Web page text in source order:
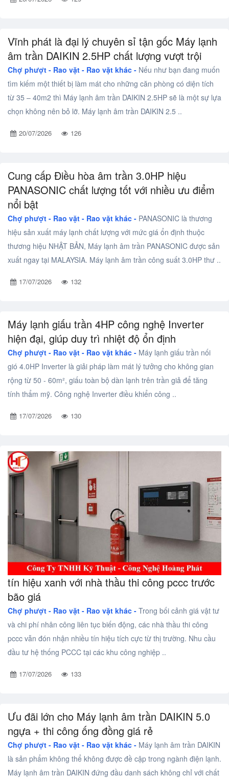
Vĩnh phát là đại lý chuyên sỉ tận gốc Máy lạnh
âm trần DAIKIN 2.5HP chất lượng vượt trội
Chợ phượt - Rao vặt - Rao vặt khác - Nếu như bạn đang muốn
tìm kiếm một thiết bị làm mát cho những căn phòng có diện tích
từ 35 – 40m2 thì Máy lạnh âm trần DAIKIN 2.5HP sẽ là một sự lựa
chọn không nên bỏ lỡ. Máy lạnh âm trần DAIKIN 2.5 ..
20/07/2026 126
Cung cấp Điều hòa âm trần 3.0HP hiệu
PANASONIC chất lượng tốt với nhiều ưu điểm
nổi bật
Chợ phượt - Rao vặt - Rao vặt khác - PANASONIC là thương
hiệu sản xuất máy lạnh chất lượng với mức giá ổn định thuộc
thương hiệu NHẬT BẢN, Máy lạnh âm trần PANASONIC được sản
xuất ngay tại MALAYSIA. Máy lạnh âm trần công suất 3.0HP thư ..
17/07/2026 132
Máy lạnh giấu trần 4HP công nghệ Inverter
hiện đại, giúp duy trì nhiệt độ ổn định
Chợ phượt - Rao vặt - Rao vặt khác - Máy lạnh giấu trần nối
gió 4.0HP Inverter là giải pháp làm mát lý tưởng cho không gian
rộng từ 50 - 60m², giấu toàn bộ dàn lạnh trên trần giả để tăng
tính thẩm mỹ. Công nghệ Inverter điều khiển công ..
17/07/2026 130
tín hiệu xanh với nhà thầu thi công pccc trước
bão giá
Chợ phượt - Rao vặt - Rao vặt khác - Trong bối cảnh giá vật tư
và chi phí nhân công liên tục biến động, các nhà thầu thi công
pccc vẫn đón nhận nhiều tín hiệu tích cực từ thị trường. Nhu cầu
đầu tư hệ thống PCCC tại các khu công nghiệp ..
17/07/2026 133
Ưu đãi lớn cho Máy lạnh âm trần DAIKIN 5.0
ngựa + thi công ống đồng giá rẻ
Chợ phượt - Rao vặt - Rao vặt khác - Máy lạnh âm trần DAIKIN
là sản phẩm không thể không được đề cập trong ngành điện lạnh.
Máy lạnh âm trần DAIKIN đứng đầu danh sách không chỉ với chất